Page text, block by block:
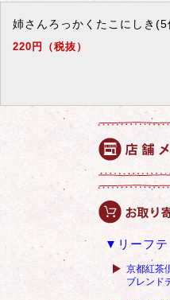
姉さんろっかくたこにしき(5
220円（税抜）
▼リーフテ
京都紅茶
ブレンド